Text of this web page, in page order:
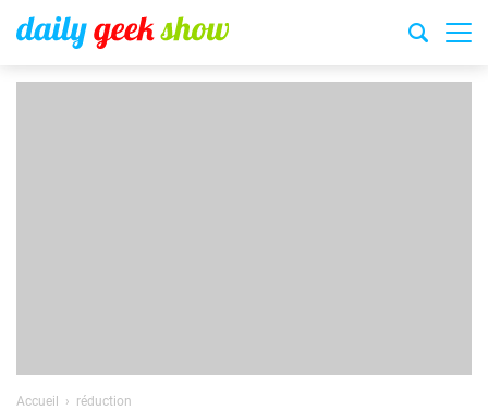
Accueil réduction